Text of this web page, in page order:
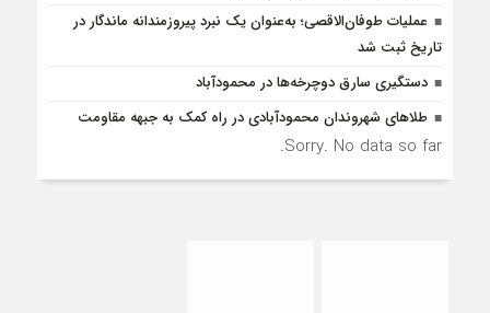
عملیات طوفان‌الاقصی؛ به‌عنوان یک نبرد پیروزمندانه‌ ماندگار در
تاریخ ثبت شد
دستگيری سارق دوچرخه‌ها در محمودآباد
طلاهای شهروندان محمودآبادی در راه کمک به جبهه مقاومت
Sorry. No data so far.